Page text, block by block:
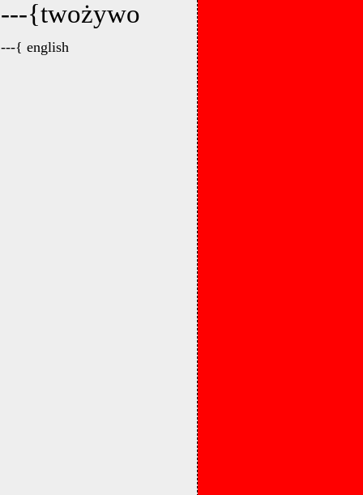
---{twożywo
---{ english